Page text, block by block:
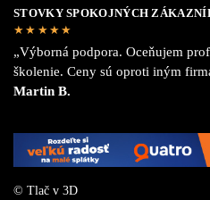
STOVKY SPOKOJNÝCH
★★★★★
„Výborná podpora. Oceňujem
školenie. Ceny sú oproti iným
Martin B.
© Tlač v 3D